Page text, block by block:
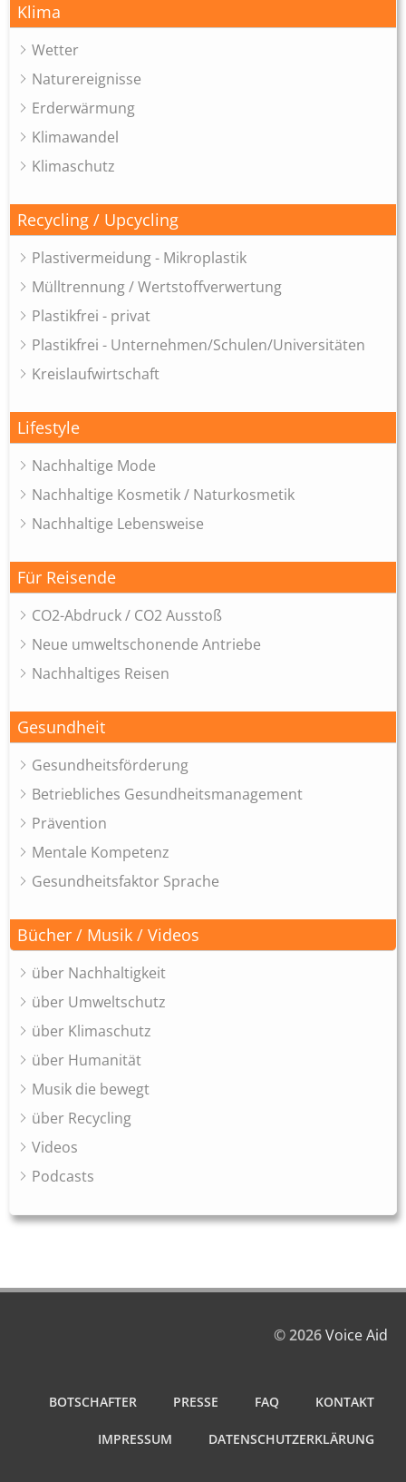
Klima
Wetter
Naturereignisse
Erderwärmung
Klimawandel
Klimaschutz
Recycling / Upcycling
Plastivermeidung - Mikroplastik
Mülltrennung / Wertstoffverwertung
Plastikfrei - privat
Plastikfrei - Unternehmen/Schulen/Universitäten
Kreislaufwirtschaft
Lifestyle
Nachhaltige Mode
Nachhaltige Kosmetik / Naturkosmetik
Nachhaltige Lebensweise
Für Reisende
CO2-Abdruck / CO2 Ausstoß
Neue umweltschonende Antriebe
Nachhaltiges Reisen
Gesundheit
Gesundheitsförderung
Betriebliches Gesundheitsmanagement
Prävention
Mentale Kompetenz
Gesundheitsfaktor Sprache
Bücher / Musik / Videos
über Nachhaltigkeit
über Umweltschutz
über Klimaschutz
über Humanität
Musik die bewegt
über Recycling
Videos
Podcasts
© 2026Voice Aid
BOTSCHAFTER PRESSE FAQ KONTAKT
IMPRESSUM DATENSCHUTZERKLÄRUNG